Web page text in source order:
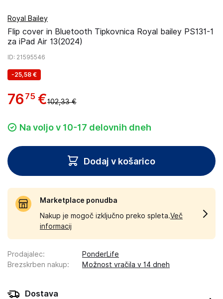
Royal Bailey
Flip cover in Bluetooth Tipkovnica Royal bailey PS131-1
za iPad Air 13(2024)
ID: 21595546
-25,58 €
76 75 €102,33 €
Na voljo v 10-17 delovnih dneh
Dodaj v košarico
Marketplace ponudba
Nakup je mogoč izključno preko spleta.Več
informacij
Prodajalec:
PonderLife
Brezskrben nakup: Možnost vračila v 14 dneh
Dostava